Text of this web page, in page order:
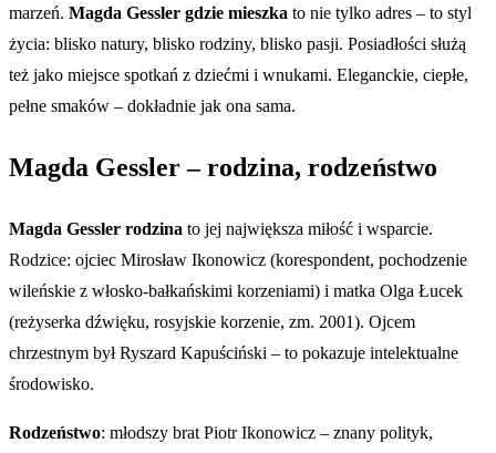
marzeń. Magda Gessler gdzie mieszka to nie tylko adres – to styl
życia: blisko natury, blisko rodziny, blisko pasji. Posiadłości służą
też jako miejsce spotkań z dziećmi i wnukami. Eleganckie, ciepłe,
pełne smaków – dokładnie jak ona sama.
Magda Gessler – rodzina, rodzeństwo
Magda Gessler rodzina to jej największa miłość i wsparcie.
Rodzice: ojciec Mirosław Ikonowicz (korespondent, pochodzenie
wileńskie z włosko-bałkańskimi korzeniami) i matka Olga Łucek
(reżyserka dźwięku, rosyjskie korzenie, zm. 2001). Ojcem
chrzestnym był Ryszard Kapuściński – to pokazuje intelektualne
środowisko.
Rodzeństwo: młodszy brat Piotr Ikonowicz – znany polityk,